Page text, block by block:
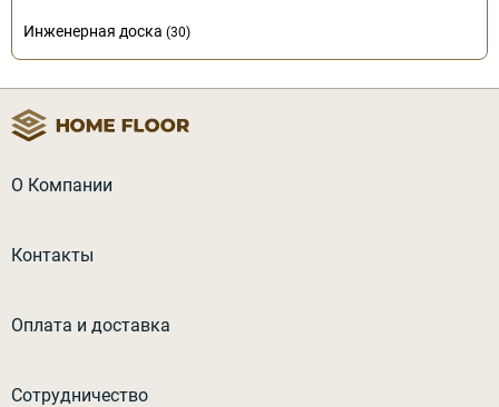
Инженерная доска (30)
О Компании
Контакты
Оплата и доставка
Сотрудничество